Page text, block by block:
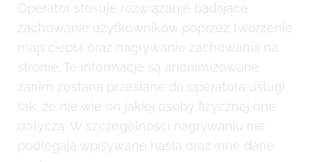
Operator stosuje rozwiązanie badające
zachowanie użytkowników poprzez tworzenie
map ciepła oraz nagrywanie zachowania na
stronie. Te informacje są anonimizowane
zanim zostaną przesłane do operatora usługi
tak, że nie wie on jakiej osoby fizycznej one
dotyczą. W szczególności nagrywaniu nie
podlegają wpisywane hasła oraz inne dane